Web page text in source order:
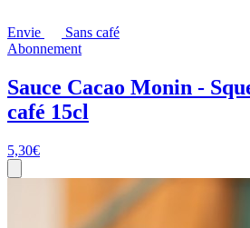
Envie
Sans café
Abonnement
Sauce Cacao Monin -
café 15cl
5,30€